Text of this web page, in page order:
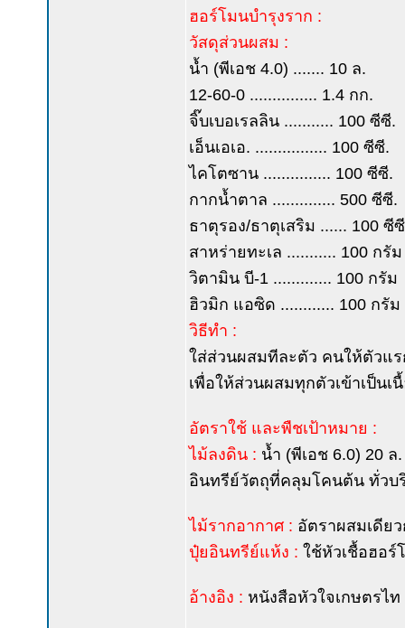
ฮอร์โมนบำรุงราก :
วัสดุส่วนผสม :
น้ำ (พีเอช 4.0) ....... 10 ล.
12-60-0 ............... 1.4 กก.
จิ๊บเบอเรลลิน ........... 100 ซีซี.
เอ็นเอเอ. ................ 100 ซีซี.
ไคโตซาน ............... 100 ซีซี.
กากน้ำตาล .............. 500 ซีซี.
ธาตุรอง/ธาตุเสริม ...... 100 ซีซี
สาหร่ายทะเล ........... 100 กรัม
วิตามิน บี-1 ............. 100 กรัม
ฮิวมิก แอซิด ............ 100 กรัม
วิธีทำ :
ใส่ส่วนผสมทีละตัว คนให้ตัวแ
เพื่อให้ส่วนผสมทุกตัวเข้าเป็นเ
อัตราใช้ และพืชเป้าหมาย :
ไม้ลงดิน : น้ำ (พีเอช 6.0) 20
อินทรีย์วัตถุที่คลุมโคนต้น ทั่วบ
ไม้รากอากาศ : อัตราผสมเดีย
ปุ๋ยอินทรีย์แห้ง : ใช้หัวเชื้อฮอร์
อ้างอิง : หนังสือหัวใจเกษตรไท